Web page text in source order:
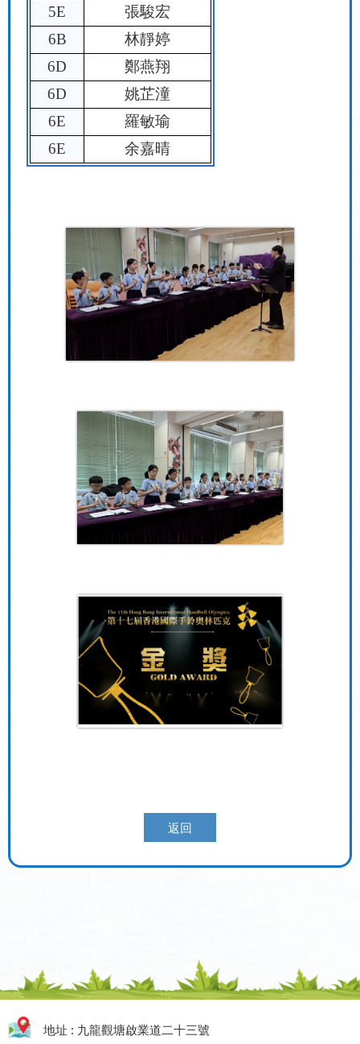
5E
張駿宏
6B
林靜婷
6D
鄭燕翔
6D
姚芷潼
6E
羅敏瑜
6E
余嘉晴
返回
地址 : 九龍觀塘啟業道二十三號